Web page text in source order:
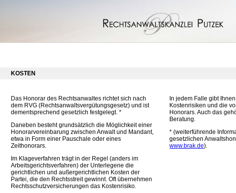
KOSTEN
Das Honorar des Rechtsanwaltes richtet sich nach
dem RVG (Rechtsanwaltsvergütungsgesetz) und ist
dementsprechend gesetzlich festgelegt. *
Daneben besteht grundsätzlich die Möglichkeit einer
Honorarvereinbarung zwischen Anwalt und Mandant,
etwa in Form einer Pauschale oder eines
Zeithonorars.
Im Klageverfahren trägt in der Regel (anders im
Arbeitsgerichtsverfahren) der Unterlegene die
gerichtlichen und außergerichtlichen Kosten der
Partei, die den Rechtsstreit gewinnt. Oft übernehmen
Rechtsschutzversicherungen das Kostenrisiko.
In jedem Falle gibt
Kostenrisiken und die
Honorars. Auch das
Beratung.
* (weiterführende
gesetzlichen
www.brak.de).